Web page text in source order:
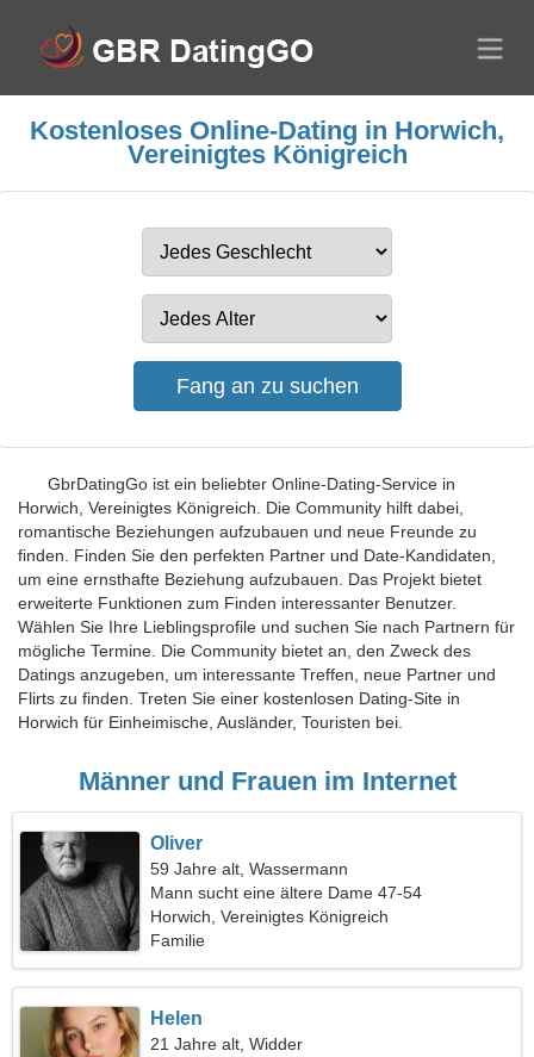
Kostenloses Online-Dating in Horwich,
Vereinigtes Königreich
GbrDatingGo ist ein beliebter Online-Dating-Service in
Horwich, Vereinigtes Königreich. Die Community hilft dabei,
romantische Beziehungen aufzubauen und neue Freunde zu
finden. Finden Sie den perfekten Partner und Date-Kandidaten,
um eine ernsthafte Beziehung aufzubauen. Das Projekt bietet
erweiterte Funktionen zum Finden interessanter Benutzer.
Wählen Sie Ihre Lieblingsprofile und suchen Sie nach Partnern für
mögliche Termine. Die Community bietet an, den Zweck des
Datings anzugeben, um interessante Treffen, neue Partner und
Flirts zu finden. Treten Sie einer kostenlosen Dating-Site in
Horwich für Einheimische, Ausländer, Touristen bei.
Männer und Frauen im Internet
Oliver
59 Jahre alt, Wassermann
Mann sucht eine ältere Dame 47-54
Horwich, Vereinigtes Königreich
Familie
Helen
21 Jahre alt, Widder